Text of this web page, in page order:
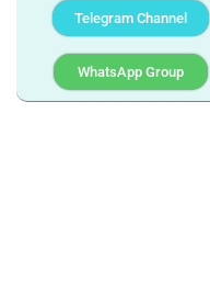
Telegram Channel
WhatsApp Group